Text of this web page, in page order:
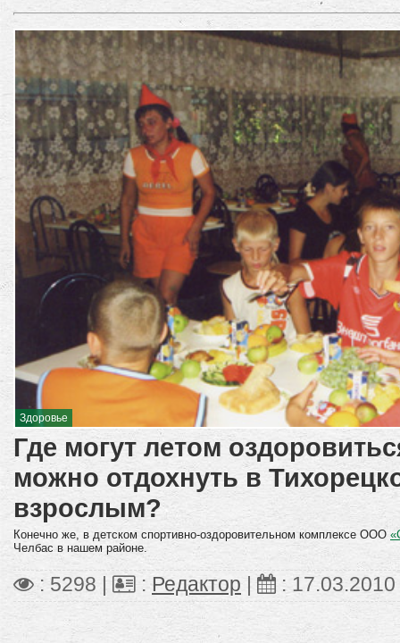
Здоровье
Где могут летом
можно отдохнуть в
взрослым?
Конечно же, в детском спортивно-оздоровительном комплексе ООО
Челбас в нашем районе.
: 5298 | : Редактор : 17.03.2010